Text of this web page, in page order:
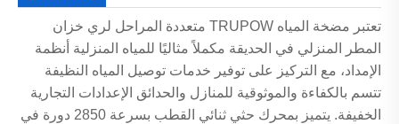
تعتبر مضخة المياه TRUPOW متعددة المراحل لري خزان
المطر المنزلي في الحديقة مكملاً مثاليًا للمياه المنزلية أنظمة
الإمداد، مع التركيز على توفير خدمات توصيل المياه النظيفة
تتسم بالكفاءة والموثوقية للمنازل والحدائق الإعدادات التجارية
الخفيفة. يتميز بمحرك حثي ثنائي القطب بسرعة 2850 دورة في